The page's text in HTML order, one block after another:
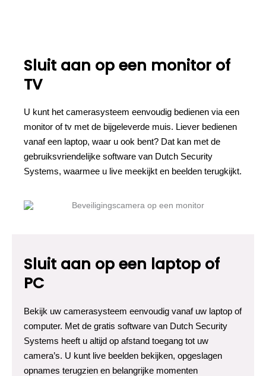
Sluit aan op een monitor of
TV
U kunt het camerasysteem eenvoudig bedienen via een
monitor of tv met de bijgeleverde muis. Liever bedienen
vanaf een laptop, waar u ook bent? Dat kan met de
gebruiksvriendelijke software van Dutch Security
Systems, waarmee u live meekijkt en beelden terugkijkt.
Sluit aan op een laptop of
PC
Bekijk uw camerasysteem eenvoudig vanaf uw laptop of
computer. Met de gratis software van Dutch Security
Systems heeft u altijd op afstand toegang tot uw
camera’s. U kunt live beelden bekijken, opgeslagen
opnames terugzien en belangrijke momenten